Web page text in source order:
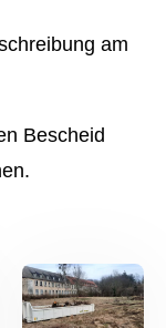
am
Bescheid